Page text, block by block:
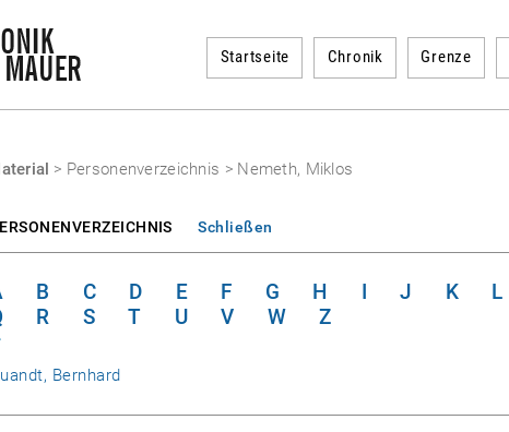
Startseite Chronik Grenze
> Personenverzeichnis > Nemeth, Miklos
Schließen
B C D E F G H I J K L
R S T U V W Z
Bernhard